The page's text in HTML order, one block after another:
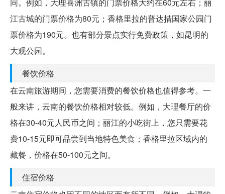
江古城的门票价格为80元；香格里拉的普达措国家公园门
票价格为190元。也有部分景点实行免费政策，如昆明的
大观公园。
餐饮价格
在云南旅游期间，您需要消费的餐饮价格也值得参考。一
般来讲，云南的餐饮价格相对较低。例如，大理餐厅的价
格在30-40元人民币之间；丽江的小吃街上，您只需要花
费10-15元即可品尝到当地特色美食；香格里拉区域内的
藏餐，价格在50-100元之间。
住宿价格